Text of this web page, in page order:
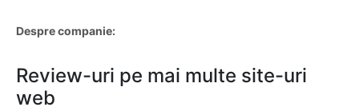
Despre companie:
Review-uri pe mai multe site-uri
web